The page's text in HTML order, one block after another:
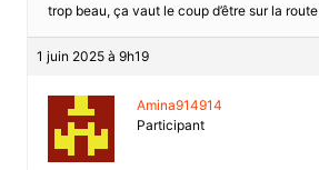
trop beau, ça vaut le coup d’être sur la route
1 juin 2025 à 9h19
Amina914914
Participant